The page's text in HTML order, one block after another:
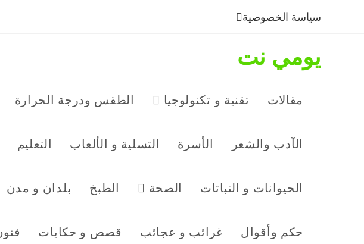
سياسة الخصوصية
يومي نت
مقالات تقنية و تكنولوجيا الطقس ودرجة الحرارة
الآدب والشعر الأسرة التسلية و الألعاب التعليم
الحيوانات و النباتات الصحة الطبخ بلدان و مدن
حكم وأقوال غرائب و عجائب قصص و حكايات